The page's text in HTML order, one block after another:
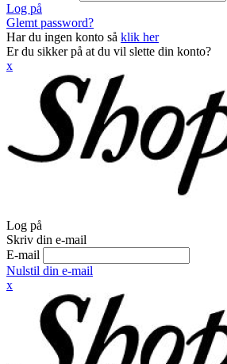
Log på
Glemt password?
Har du ingen konto så klik her
Er du sikker på at du vil slette din konto?
x
Log på
Skriv din e-mail
E-mail
Nulstil din e-mail
x